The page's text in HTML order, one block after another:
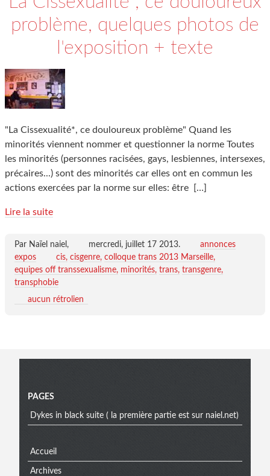
problème, quelques photos de
l'exposition + texte
"La Cissexualité*, ce douloureux problème" Quand les
minorités viennent nommer et questionner la norme Toutes
les minorités (personnes racisées, gays, lesbiennes, intersexes,
précaires...) sont des minorités car elles ont en commun les
actions exercées par la norme sur elles: être
[…]
Lire la suite
Par Naïel naiel, mercredi, juillet 17 2013.
annonces
expos
cis cisgenre colloque trans 2013 Marseille
equipes off transsexualisme minorités trans transgenre
transphobie
aucun rétrolien
Menu
PAGES
Dykes in black suite ( la première partie est sur naiel.net)
Accueil
Archives